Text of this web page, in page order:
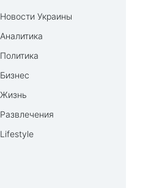
Новости Украины
Аналитика
Политика
Бизнес
Жизнь
Развлечения
Lifestyle